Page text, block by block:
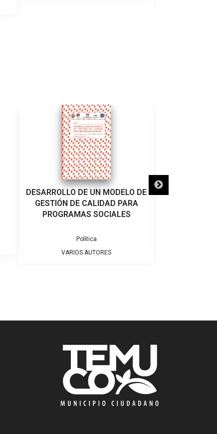
DESARROLLO DE UN MODELO DE
GESTIÓN DE CALIDAD PARA
PROGRAMAS SOCIALES
Política
VARIOS AUTORES